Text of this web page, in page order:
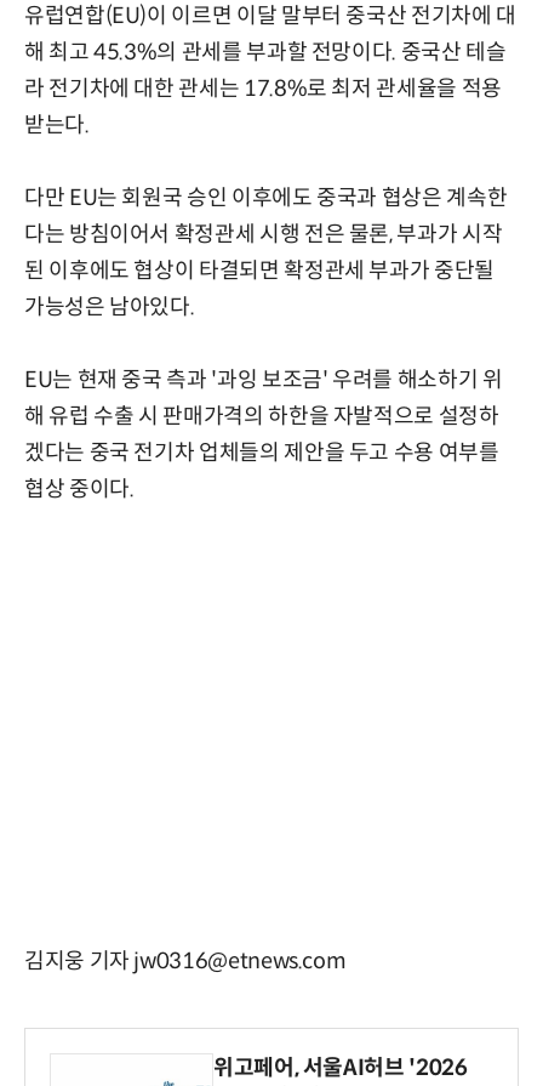
유럽연합(EU)이 이르면 이달 말부터 중국산 전기차에 대
해 최고 45.3%의 관세를 부과할 전망이다. 중국산 테슬
라 전기차에 대한 관세는 17.8%로 최저 관세율을 적용
받는다.
다만 EU는 회원국 승인 이후에도 중국과 협상은 계속한
다는 방침이어서 확정관세 시행 전은 물론, 부과가 시작
된 이후에도 협상이 타결되면 확정관세 부과가 중단될
가능성은 남아있다.
EU는 현재 중국 측과 '과잉 보조금' 우려를 해소하기 위
해 유럽 수출 시 판매가격의 하한을 자발적으로 설정하
겠다는 중국 전기차 업체들의 제안을 두고 수용 여부를
협상 중이다.
김지웅 기자 jw0316@etnews.com
위고페어, 서울AI허브 '2026